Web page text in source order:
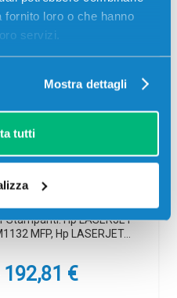
loro o che hanno
servizi.
Mostra dettagli
tutti
Multipack
85A (Conf. da 2
Stampanti: Hp LASERJET
MFP, Hp LASERJET…
Il
192,81 €Il